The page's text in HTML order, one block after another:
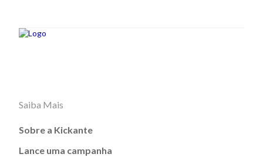
Saiba Mais
Sobre a Kickante
Lance uma campanha